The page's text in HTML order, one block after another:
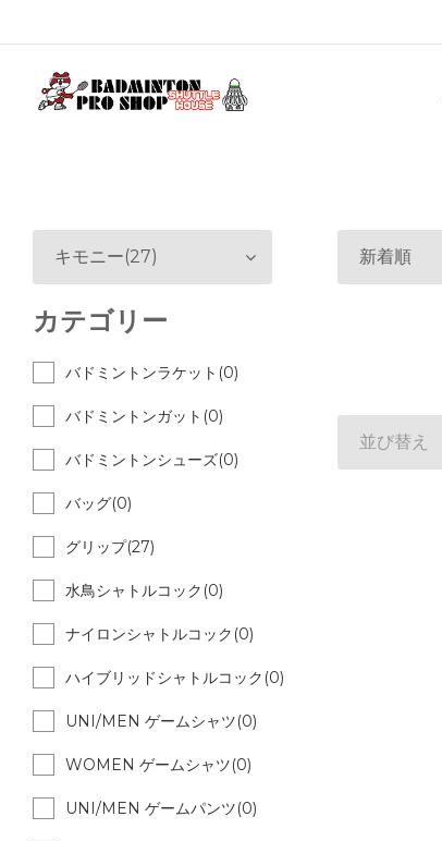
新着順
並び替え
キモニー(27)
カテゴリー
バドミントンラケット(0)
バドミントンガット(0)
バドミントンシューズ(0)
バッグ(0)
グリップ(27)
水鳥シャトルコック(0)
ナイロンシャトルコック(0)
ハイブリッドシャトルコック(0)
UNI/MEN ゲームシャツ(0)
WOMEN ゲームシャツ(0)
UNI/MEN ゲームパンツ(0)